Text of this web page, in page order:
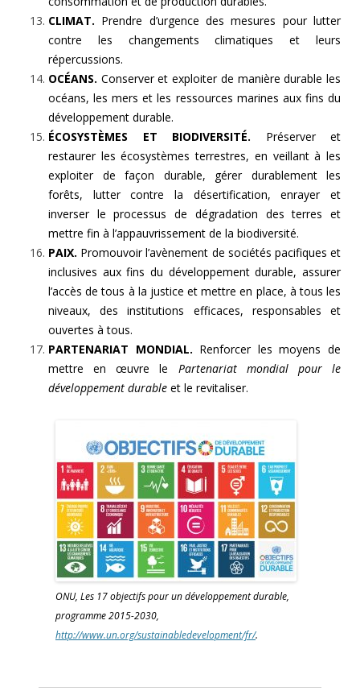
CLIMAT. Prendre d’urgence des mesures pour lutter
contre les changements climatiques et leurs
répercussions.
OCÉANS. Conserver et exploiter de manière durable les
océans, les mers et les ressources marines aux fins du
développement durable.
ÉCOSYSTÈMES ET BIODIVERSITÉ. Préserver et
restaurer les écosystèmes terrestres, en veillant à les
exploiter de façon durable, gérer durablement les
forêts, lutter contre la désertification, enrayer et
inverser le processus de dégradation des terres et
mettre fin à l’appauvrissement de la biodiversité.
PAIX. Promouvoir l’avènement de sociétés pacifiques et
inclusives aux fins du développement durable, assurer
l’accès de tous à la justice et mettre en place, à tous les
niveaux, des institutions efficaces, responsables et
ouvertes à tous.
PARTENARIAT MONDIAL. Renforcer les moyens de
mettre en œuvre le Partenariat mondial pour le
développement durable et le revitaliser.
ONU, Les 17 objectifs pour un développement durable,
programme 2015-2030,
http://www.un.org/sustainabledevelopment/fr/.